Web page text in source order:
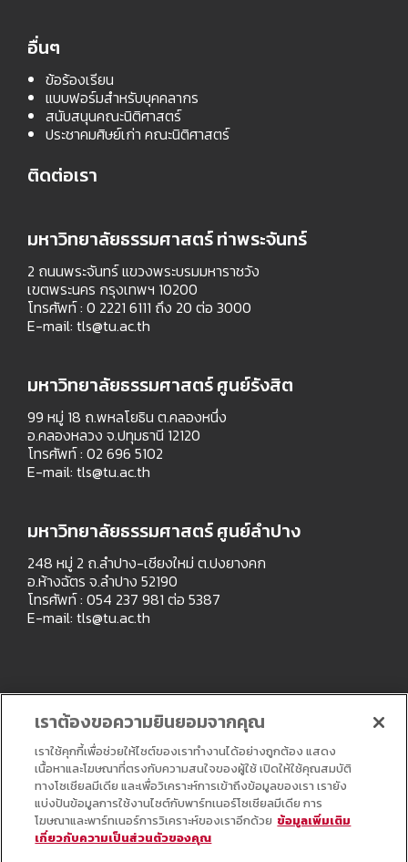
อื่นๆ
ข้อร้องเรียน
แบบฟอร์มสำหรับบุคคลากร
สนับสนุนคณะนิติศาสตร์
ประชาคมศิษย์เก่า คณะนิติศาสตร์
ติดต่อเรา
มหาวิทยาลัยธรรมศาสตร์ ท่าพระจันทร์
2 ถนนพระจันทร์ แขวงพระบรมมหาราชวัง
เขตพระนคร กรุงเทพฯ 10200
โทรศัพท์ : 0 2221 6111 ถึง 20 ต่อ 3000
E-mail: tls@tu.ac.th
มหาวิทยาลัยธรรมศาสตร์ ศูนย์รังสิต
99 หมู่ 18 ถ.พหลโยธิน ต.คลองหนึ่ง
อ.คลองหลวง จ.ปทุมธานี 12120
โทรศัพท์ : 02 696 5102
E-mail: tls@tu.ac.th
มหาวิทยาลัยธรรมศาสตร์ ศูนย์ลำปาง
248 หมู่ 2 ถ.ลำปาง-เชียงใหม่ ต.ปงยางคก
อ.ห้างฉัตร จ.ลำปาง 52190
โทรศัพท์ : 054 237 981 ต่อ 5387
E-mail: tls@tu.ac.th
เราต้องขอความยินยอมจากคุณ
เราใช้คุกกี้เพื่อช่วยให้ไซต์ของเราทำงานได้อย่างถูกต้อง แสดง
เนื้อหาและโฆษณาที่ตรงกับความสนใจของผู้ใช้ เปิดให้ใช้คุณสมบัติ
ทางโซเชียลมีเดีย และเพื่อวิเคราะห์การเข้าถึงข้อมูลของเรา เรายัง
แบ่งปันข้อมูลการใช้งานไซต์กับพาร์ทเนอร์โซเชียลมีเดีย การ
โฆษณาและพาร์ทเนอร์การวิเคราะห์ของเราอีกด้วย ข้อมูลเพิ่มเติม
เกี่ยวกับความเป็นส่วนตัวของคุณ